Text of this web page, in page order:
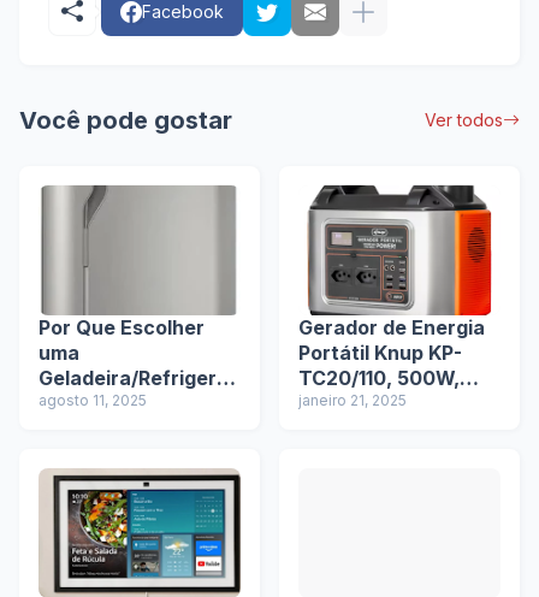
Facebook
Você pode gostar Ver todos
Por Que Escolher
uma
Geladeira/Refrigerad
or Frost Free para
agosto 11, 2025
Gerador de Energia
Portátil Knup KP-
TC20/110, 500W,
Recarregável, USB,
janeiro 21, 2025